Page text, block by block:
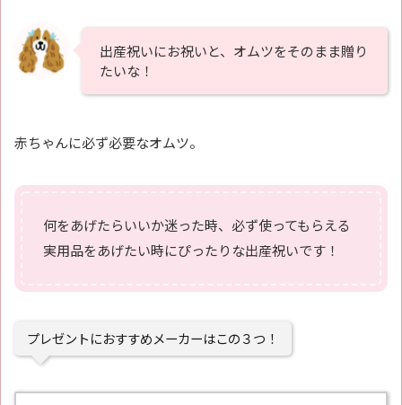
出産祝いにお祝いと、オムツをそのまま贈り
たいな！
赤ちゃんに必ず必要なオムツ。
何をあげたらいいか迷った時、必ず使ってもらえる
実用品をあげたい時にぴったりな出産祝いです！
プレゼントにおすすめメーカーはこの３つ！